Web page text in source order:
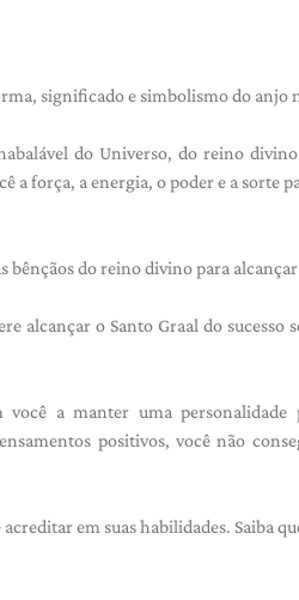
significado e simbolismo do anjo
do Universo, do reino divino
a força, a energia, o poder e a sorte
do reino divino para alcançar
alcançar o Santo Graal do sucesso
a manter uma personalidade
positivos, você não
em suas habilidades. Saiba